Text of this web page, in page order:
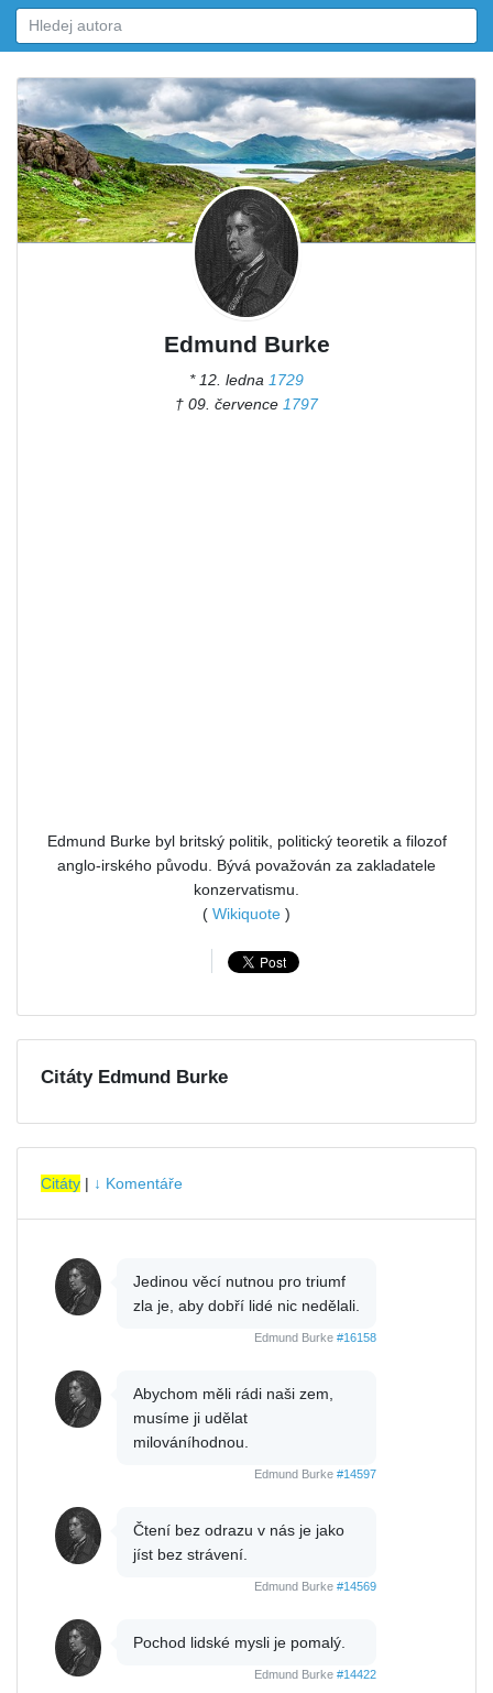
Edmund Burke
* 12. ledna 1729
† 09. července 1797
Edmund Burke byl britský politik, politický teoretik a filozof
anglo-irského původu. Bývá považován za zakladatele
konzervatismu.
( Wikiquote )
Citáty Edmund Burke
Citáty | ↓ Komentáře
Jedinou věcí nutnou pro triumf
zla je, aby dobří lidé nic nedělali.
Edmund Burke #16158
Abychom měli rádi naši zem,
musíme ji udělat
milováníhodnou.
Edmund Burke #14597
Čtení bez odrazu v nás je jako
jíst bez strávení.
Edmund Burke #14569
Pochod lidské mysli je pomalý.
Edmund Burke #14422